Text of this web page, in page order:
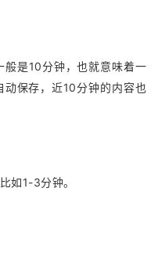
般是10分钟，也就意味着一
动保存，近10分钟的内容也
如1-3分钟。